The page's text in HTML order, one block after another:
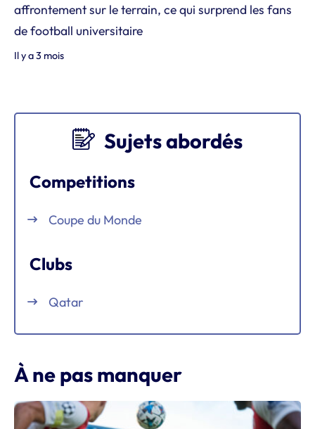
affrontement sur le terrain, ce qui surprend les fans
de football universitaire
Il y a 3 mois
Sujets abordés
Competitions
Coupe du Monde
Clubs
Qatar
À ne pas manquer